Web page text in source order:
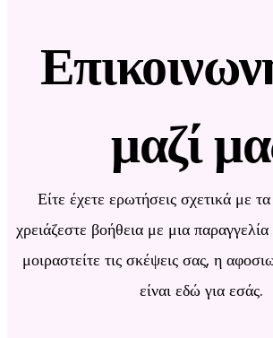
μαζί
Είτε έχετε ερωτήσεις σχετικά με
χρειάζεστε βοήθεια με μια
μοιραστείτε τις σκέψεις σας, η
είναι εδώ για εσάς.